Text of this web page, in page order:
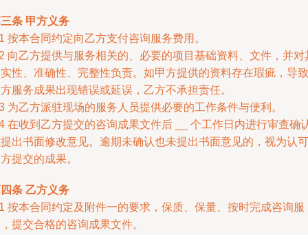
条 甲方义务
按本合同约定向乙方支付咨询服务费用。
向乙方提供与服务相关的、必要的项目基础资料、文件，并对
性、准确性、完整性负责。如甲方提供的资料存在瑕疵，导致
服务成果出现错误或延误，乙方不承担责任。
为乙方派驻现场的服务人员提供必要的工作条件与便利。
在收到乙方提交的咨询成果文件后 __ 个工作日内进行审查确
出书面修改意见。逾期未确认也未提出书面意见的，视为认可
提交的成果。
条 乙方义务
按本合同约定及附件一的要求，保质、保量、按时完成咨询服
提交合格的咨询成果文件。